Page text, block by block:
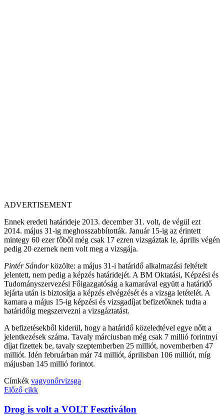
ADVERTISEMENT
Ennek eredeti határideje 2013. december 31. volt, de végül ezt
2014. május 31-ig meghosszabbították. Január 15-ig az érintett
mintegy 60 ezer főből még csak 17 ezren vizsgáztak le, április végén
pedig 20 ezernek nem volt meg a vizsgája.
Pintér Sándorközölte: a május 31-i határidő alkalmazási feltételt
jelentett, nem pedig a képzés határidejét. A BM Oktatási, Képzési és
Tudományszervezési Főigazgatóság a kamarával együtt a határidő
lejárta után is biztosítja a képzés elvégzését és a vizsga letételét. A
kamara a május 15-ig képzési és vizsgadíjat befizetőknek tudta a
határidőig megszervezni a vizsgáztatást.
A befizetésekből kiderül, hogy a határidő közeledtével egye nőtt a
jelentkezések száma. Tavaly márciusban még csak 7 millió forintnyi
díjat fizettek be, tavaly szeptemberben 25 milliót, novemberben 47
milliót. Idén februárban már 74 milliót, áprilisban 106 milliót, míg
májusban 145 millió forintot.
Címkék vagyonőrvizsga
Előző cikk
Drog is volt a VOLT Fesztiválon